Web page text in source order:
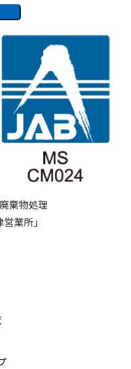
棄物処理
業所」